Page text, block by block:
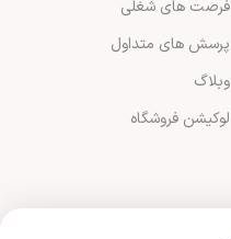
فرصت های شغلی
پرسش های متداول
وبلاگ
لوکیشن فروشگاه